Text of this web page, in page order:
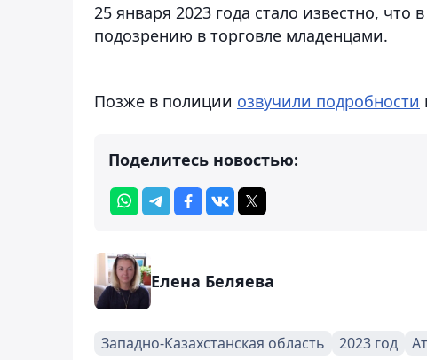
25 января 2023 года стало известно, что
подозрению в торговле младенцами.
Позже в полиции озвучили подробности
Поделитесь новостью:
Елена Беляева
Западно-Казахстанская область 2023 год